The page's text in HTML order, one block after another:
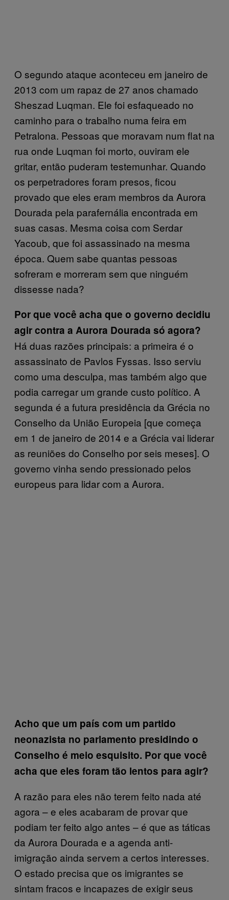
O segundo ataque aconteceu em janeiro de
2013 com um rapaz de 27 anos chamado
Sheszad Luqman. Ele foi esfaqueado no
caminho para o trabalho numa feira em
Petralona. Pessoas que moravam num flat na
rua onde Luqman foi morto, ouviram ele
gritar, então puderam testemunhar. Quando
os perpetradores foram presos, ficou
provado que eles eram membros da Aurora
Dourada pela parafernália encontrada em
suas casas. Mesma coisa com Serdar
Yacoub, que foi assassinado na mesma
época. Quem sabe quantas pessoas
sofreram e morreram sem que ninguém
dissesse nada?
Por que você acha que o governo decidiu
agir contra a Aurora Dourada só agora?
Há duas razões principais: a primeira é o
assassinato de Pavlos Fyssas. Isso serviu
como uma desculpa, mas também algo que
podia carregar um grande custo político. A
segunda é a futura presidência da Grécia no
Conselho da União Europeia [que começa
em 1 de janeiro de 2014 e a Grécia vai liderar
as reuniões do Conselho por seis meses]. O
governo vinha sendo pressionado pelos
europeus para lidar com a Aurora.
Acho que um país com um partido
neonazista no parlamento presidindo o
Conselho é meio esquisito. Por que você
acha que eles foram tão lentos para agir?
A razão para eles não terem feito nada até
agora – e eles acabaram de provar que
podiam ter feito algo antes – é que as táticas
da Aurora Dourada e a agenda anti-
imigração ainda servem a certos interesses.
O estado precisa que os imigrantes se
sintam fracos e incapazes de exigir seus